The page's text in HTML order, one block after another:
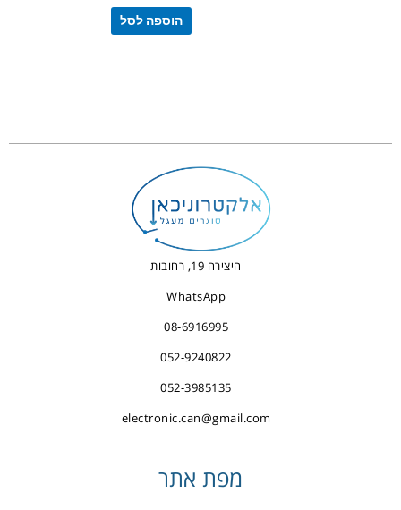
הוספה לסל
היצירה 19, רחובות
WhatsApp
08-6916995
052-9240822
052-3985135
electronic.can@gmail.com
מפת אתר